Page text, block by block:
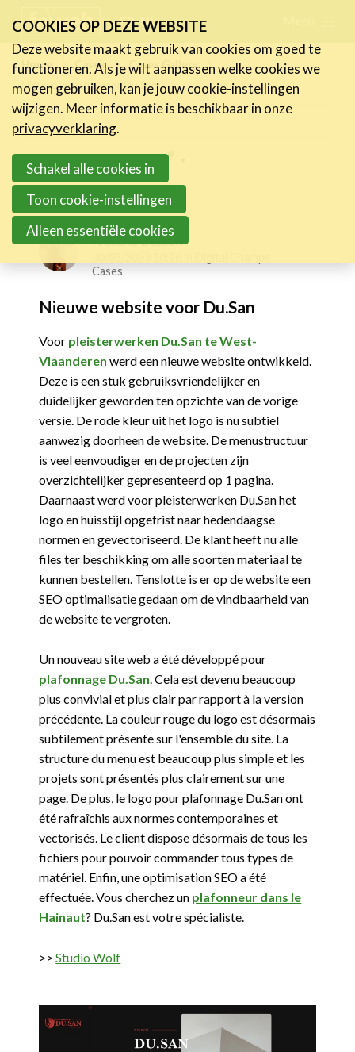
links
Jump
to
navigation
to
main
content
FR NL
Home Cases
Cases Gallery
Nieuwe website voor Du.San
Inspiring projects menu
Digital Champs Cases
Frederic Desauw
Cases
Nieuwe website voor Du.San
Voor pleisterwerken Du.San te West-
Vlaanderen werd een nieuwe website ontwikkeld.
Deze is een stuk gebruiksvriendelijker en
duidelijker geworden ten opzichte van de vorige
versie. De rode kleur uit het logo is nu subtiel
aanwezig doorheen de website. De menustructuur
is veel eenvoudiger en de projecten zijn
overzichtelijker gepresenteerd op 1 pagina.
Daarnaast werd voor pleisterwerken Du.San het
logo en huisstijl opgefrist naar hedendaagse
normen en gevectoriseerd. De klant heeft nu alle
files ter beschikking om alle soorten materiaal te
kunnen bestellen. Tenslotte is er op de website een
SEO optimalisatie gedaan om de vindbaarheid van
de website te vergroten.
Un nouveau site web a été développé pour
plafonnage Du.San. Cela est devenu beaucoup
plus convivial et plus clair par rapport à la version
précédente. La couleur rouge du logo est désormais
subtilement présente sur l'ensemble du site. La
structure du menu est beaucoup plus simple et les
projets sont présentés plus clairement sur une
page. De plus, le logo pour plafonnage Du.San ont
été rafraîchis aux normes contemporaines et
vectorisés. Le client dispose désormais de tous les
fichiers pour pouvoir commander tous types de
matériel. Enfin, une optimisation SEO a été
effectuée. Vous cherchez un plafonneur dans le
Hainaut? Du.San est votre spécialiste.
>>Studio Wolf
Nieuws
Activiteiten
Expertise
Toolbox
Bedrijvenzoeker
Lid worden Account
COOKIES OP DEZE WEBSITE
Deze website maakt gebruik van cookies om goed te
functioneren. Als je wilt aanpassen welke cookies we
mogen gebruiken, kan je jouw cookie-instellingen
wijzigen. Meer informatie is beschikbaar in onze
privacyverklaring.
Schakel alle cookies in
Toon cookie-instellingen
Alleen essentiële cookies